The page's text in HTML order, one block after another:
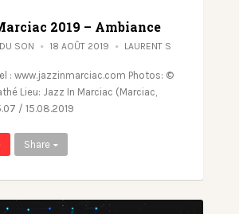
2019 – Ambiance
SON 18 AOÛT 2019 LAURENT S
: www.jazzinmarciac.com Photos: ©
Lieu: Jazz In Marciac (Marciac,
/ 15.08.2019
Share